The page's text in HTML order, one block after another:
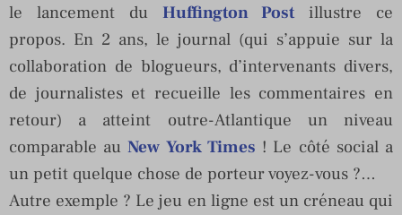
le lancement du Huffington Postillustre ce
propos. En 2 ans, le journal (qui s’appuie sur la
collaboration de blogueurs, d’intervenants divers,
de journalistes et recueille les commentaires en
retour) a atteint outre-Atlantique un niveau
comparable auNew York Times ! Le côté social a
un petit quelque chose de porteur voyez-vous ?…
Autre exemple ? Le jeu en ligne est un créneau qui